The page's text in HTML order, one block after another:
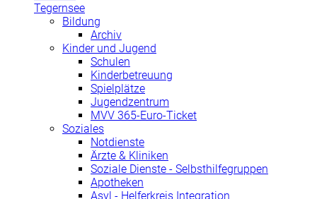
Tegernsee
Bildung
Archiv
Kinder und Jugend
Schulen
Kinderbetreuung
Spielplätze
Jugendzentrum
MVV 365-Euro-Ticket
Soziales
Notdienste
Ärzte & Kliniken
Soziale Dienste - Selbsthilfegruppen
Apotheken
Asyl - Helferkreis Integration